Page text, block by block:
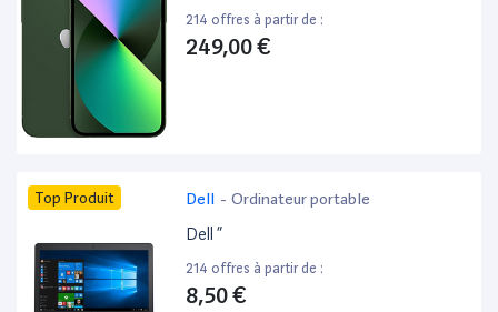
214 offres à partir de :
249,00 €
Top Produit Dell - Ordinateur portable
Dell ”
214 offres à partir de :
8,50 €